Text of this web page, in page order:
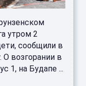
утром 2
сообщили в
возгорании в
1, на Будапе ...